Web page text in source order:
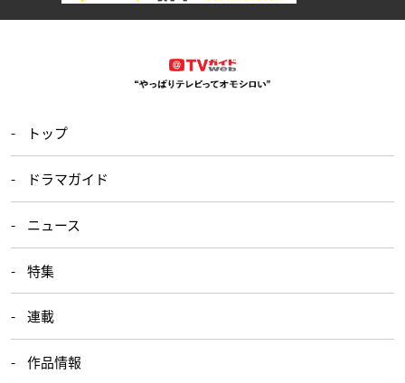
トップ
ドラマガイド
ニュース
特集
連載
作品情報